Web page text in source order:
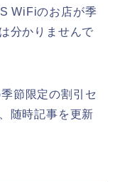
WiFiのお店が季
分かりませんで
節限定の割引セ
随時記事を更新